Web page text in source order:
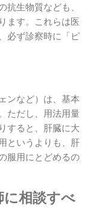
抗生物質なども、
ます。これらは医
必ず診察時に「ピ
ンなど）は、基本
ただし、用法用量
すると、肝臓に大
というよりも、肝
服用にとどめるの
に相談すべ